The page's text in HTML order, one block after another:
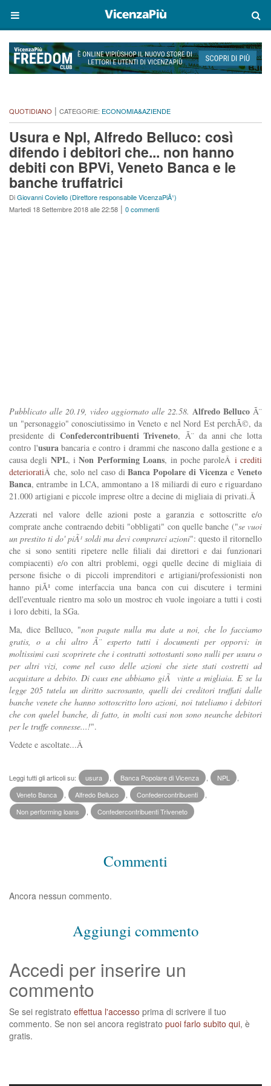
QUOTIDIANO | CATEGORIE: ECONOMIA&AZIENDE
Usura e Npl, Alfredo Belluco: così
difendo i debitori che... non hanno
debiti con BPVi, Veneto Banca e le
banche truffatrici
DiGiovanni Coviello (Direttore responsabile VicenzaPiÃ¹)
Martedi 18 Settembre 2018 alle 22:58 | 0 commenti
Pubblicato alle 20.19, video aggiornato alle 22.58. Alfredo Belluco Ã¨
un "personaggio" conosciutissimo in Veneto e nel Nord Est perchÃ©, da
presidente di Confedercontribuenti Triveneto, Ã¨ da anni che lotta
contro l'usurabancaria e contro i drammi che nascono dalla gestione e a
causa degli NPL, iNon Performing Loans, in poche paroleÂ i crediti
deterioratiÂ che, solo nel caso diBanca Popolare di Vicenza eVeneto
Banca, entrambe in LCA, ammontano a 18 miliardi di euro e riguardano
21.000 artigiani e piccole imprese oltre a decine di migliaia di privati.Â
Azzerati nel valore delle azioni poste a garanzia e sottoscritte e/o
comprate anche contraendo debiti "obbligati" con quelle banche ("se vuoi
un prestito ti do' piÃ¹ soldi ma devi comprarci azioni": questo il ritornello
che si sono sentiti ripetere nelle filiali dai direttori e dai funzionari
compiacenti) e/o con altri problemi, oggi quelle decine di migliaia di
persone fisiche o di piccoli imprenditori e artigiani/professionisti non
hanno piÃ¹ come interfaccia una banca con cui discutere i termini
dell'eventuale rientro ma solo un mostroc eh vuole ingoiare a tutti i costi
i loro debiti, la SGa.
Ma, dice Belluco, "non pagate nulla ma date a noi, che lo facciamo
gratis, o a chi altro Ã¨ esperto tutti i documenti per opporvi: in
moltissimi casi scoprirete che i contratti sottostanti sono nulli per usura o
per altri vizi, come nel caso delle azioni che siete stati costretti ad
acquistare a debito. Di caus ene abbiamo giÃ vinte a migliaia. E se la
legge 205 tutela un diritto sacrosanto, quelli dei creditori truffati dalle
banche venete che hanno sottoscritto loro azioni, noi tuteliamo i debitori
che con quelel banche, di fatto, in molti casi non sono neanche debitori
per le truffe connesse...!".
Vedete e ascoltate...Â
Leggi tutti gli articoli su: usura Banca Popolare di Vicenza NPL
Veneto Banca
Alfredo Belluco Confedercontribuenti
Non performing loans
Confedercontribuenti Triveneto
Commenti
Ancora nessun commento.
Aggiungi commento
Accedi per inserire un
commento
Se sei registrato effettua l'accesso prima di scrivere il tuo
commento. Se non sei ancora registrato puoi farlo subito qui, è
gratis.